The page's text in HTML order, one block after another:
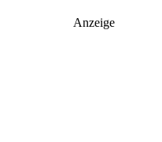
Anzeige